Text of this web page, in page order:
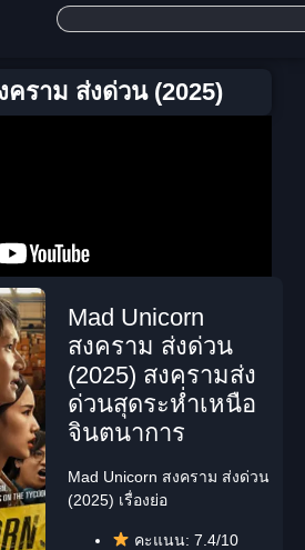
คราม ส่งด่วน (2025)
Mad Unicorn
สงคราม ส่งด่วน
(2025) สงครามส่ง
ด่วนสุดระห่ำเหนือ
จินตนาการ
Mad Unicorn สงคราม ส่งด่วน
(2025) เรื่องย่อ
คะแนน: 7.4/10